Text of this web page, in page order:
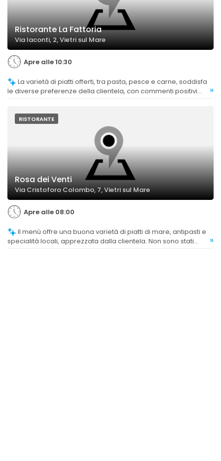
Ristorante La Fattoria
Via Iaconti, 2, Vietri sul Mare
Apre alle 10:30
le diverse preferenze della clientela, con commenti positivi
»
RISTORANTE
Rosa dei Venti
Via Cristoforo Colombo, 7, Vietri sul Mare
Apre alle 08:00
specialità locali, apprezzata dalla clientela. Non sono stati
»